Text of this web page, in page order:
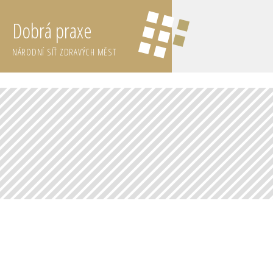
Dobrá praxe
NÁRODNÍ SÍŤ ZDRAVÝCH MĚST